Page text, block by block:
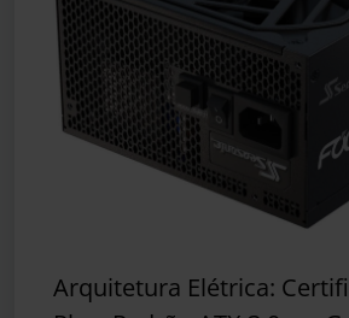
Arquitetura Elétrica: